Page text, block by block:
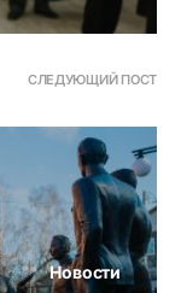
СЛЕДУЮЩИЙ ПОСТ
Новости